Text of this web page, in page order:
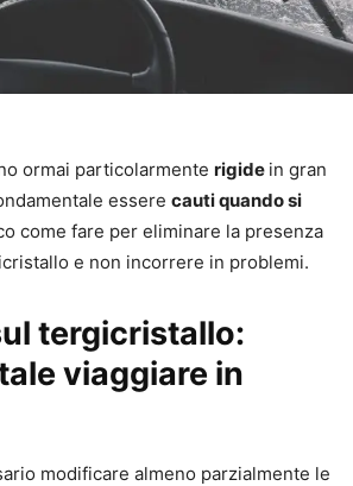
ormai particolarmente rigide in gran
essere cauti quando si
come fare per eliminare la presenza
e non incorrere in problemi.
tergicristallo:
viaggiare in
modificare almeno parzialmente le